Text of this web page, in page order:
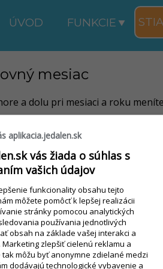
ÚVOD FUNKCIE
mesiac
a dolu pri mesiaci a roku
pracujete s dátumom.
si, že predvolene
prihlasovanie stravníka na
aplikacia.jedalen.sk
vás žiada o súhlas s
vašich údajov
funkcionality obsahu tejto
môžete pomôcť k lepšej realizácii
stránky pomocou analytických
používania jednotlivých
obsah na základe vašej interakci a
zlepšiť cielenú reklamu a
môžu byť anonymne zdielané medzi
dodávajú technologické vybavenie a